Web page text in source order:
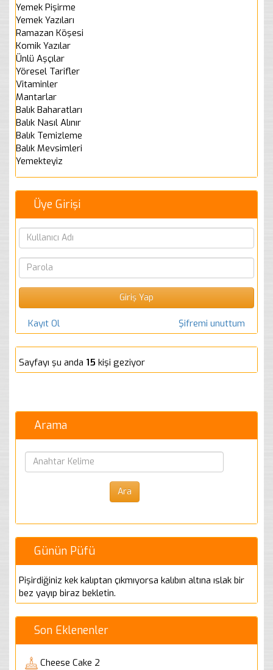
Yemek Pişirme
Yemek Yazıları
Ramazan Köşesi
Komik Yazılar
Ünlü Aşçılar
Yöresel Tarifler
Vitaminler
Mantarlar
Balık Baharatları
Balık Nasıl Alınır
Balık Temizleme
Balık Mevsimleri
Yemekteyiz
Üye Girişi
Kayıt Ol Şifremi unuttum
Sayfayı şu anda 15 kişi geziyor
Arama
Günün Püfü
Pişirdiğiniz kek kalıptan çıkmıyorsa kalıbın altına ıslak bir
bez yayıp biraz bekletin.
Son Eklenenler
Cheese Cake 2